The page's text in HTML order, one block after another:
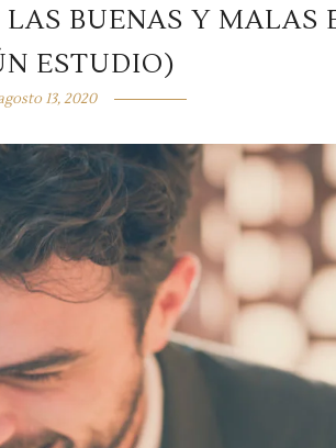
BUENAS Y MALAS
ESTUDIO)
13, 2020